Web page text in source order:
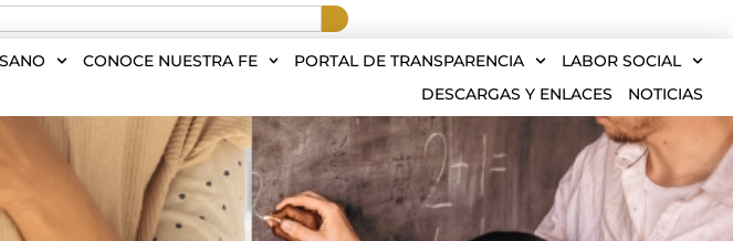
CONOCE NUESTRA FE PORTAL DE TRANSPARENCIA
LABOR SOCIAL
DESCARGAS Y ENLACES
NOTICIAS